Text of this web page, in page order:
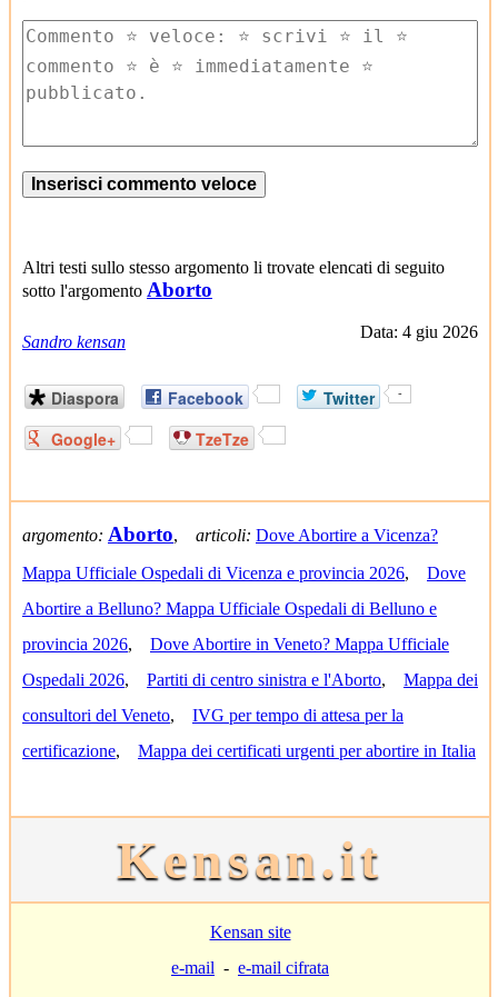
Altri testi sullo stesso argomento li trovate elencati di seguito
sotto l'argomento Aborto
Sandro kensan
Data: 4 giu 2026
Diaspora Facebook Twitter -
Google+ TzeTze
argomento: Aborto, articoli: Dove Abortire a Vicenza?
Mappa Ufficiale Ospedali di Vicenza e provincia 2026, Dove
Abortire a Belluno? Mappa Ufficiale Ospedali di Belluno e
provincia 2026, Dove Abortire in Veneto? Mappa Ufficiale
Ospedali 2026, Partiti di centro sinistra e l'Aborto, Mappa dei
consultori del Veneto, IVG per tempo di attesa per la
certificazione, Mappa dei certificati urgenti per abortire in Italia
Kensan.it
Kensan site
e-mail - e-mail cifrata